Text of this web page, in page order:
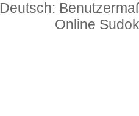
Deutsch:
Online